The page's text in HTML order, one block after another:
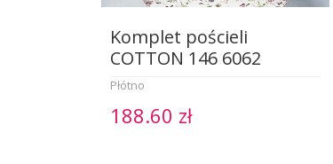
Komplet pościeli
COTTON 146 6062
Płótno
188.60 zł